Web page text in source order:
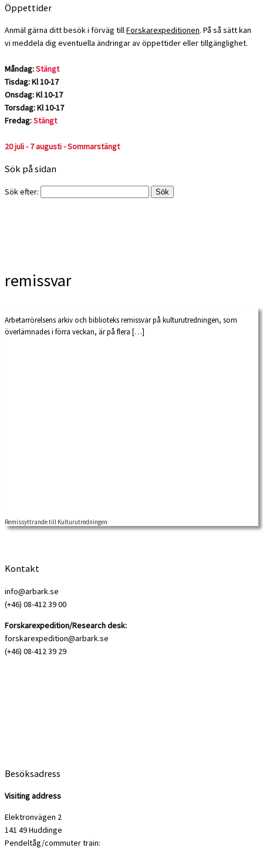
Öppettider
Anmäl gärna ditt besök i förväg tillForskarexpeditionen. På så sätt kan
vi meddela dig eventuella ändringar av öppettider eller tillgänglighet.
Måndag:Stängt
Tisdag: Kl 10-17
Onsdag: Kl 10-17
Torsdag: Kl 10-17
Fredag:Stängt
20 juli - 7 augusti - Sommarstängt
Sök på sidan
Sök efter:
remissvar
Arbetarrörelsens arkiv och biblioteks remissvar på kulturutredningen, som
överlämnades i förra veckan, är på flera […]
Remissyttrande till Kulturutredningen
Kontakt
info@arbark.se
(+46) 08-412 39 00
Forskarexpedition/Research desk:
forskarexpedition@arbark.se
(+46) 08-412 39 29
Besöksadress
Visiting address
Elektronvägen 2
141 49 Huddinge
Pendeltåg/commuter train: